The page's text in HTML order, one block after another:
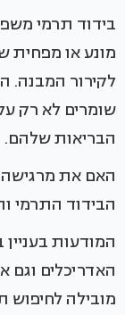
בידוד תרמי
מונע או מפחית
לקירור המבנה.
שומרים לא רק
הבריאות שלהם.
האם את מרגישה
הבידוד התרמי
המודעות
האדריכלים וגם
מובילה לחיפוש